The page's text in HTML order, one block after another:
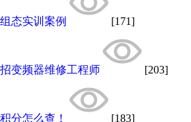
组态实训案例 [171]
招变频器维修工程师 [203]
积分怎么查！ [183]